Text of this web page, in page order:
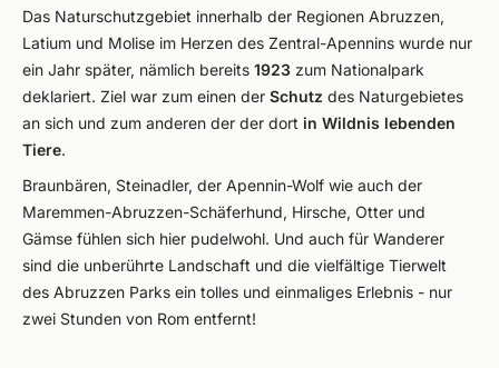
Das Naturschutzgebiet innerhalb der Regionen Abruzzen,
Latium und Molise im Herzen des Zentral-Apennins wurde nur
ein Jahr später, nämlich bereits 1923 zum Nationalpark
deklariert. Ziel war zum einen der Schutz des Naturgebietes
an sich und zum anderen der der dort in Wildnis lebenden
Tiere.
Braunbären, Steinadler, der Apennin-Wolf wie auch der
Maremmen-Abruzzen-Schäferhund, Hirsche, Otter und
Gämse fühlen sich hier pudelwohl. Und auch für Wanderer
sind die unberührte Landschaft und die vielfältige Tierwelt
des Abruzzen Parks ein tolles und einmaliges Erlebnis - nur
zwei Stunden von Rom entfernt!